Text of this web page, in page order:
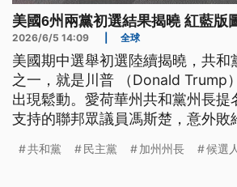
美國6州兩黨初選結果揭曉 紅藍版
2026/6/5 14:09 全球
美國期中選舉初選陸續揭曉，共和
之一，就是川普 （Donald Trump
出現鬆動。愛荷華州共和黨州長提
支持的聯邦眾議員馮斯楚，意外敗
方面，全美最大藍州、加州的州長
共和黨 民主黨 加州州長 候選人